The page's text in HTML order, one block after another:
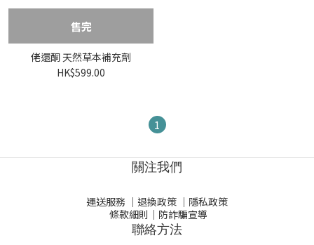
售完
佬還酮 天然草本補充劑
HK$599.00
1
關注我們
運送服務 ｜ 退換政策 ｜ 隱私政策
條款細則 ｜ 防詐騙宣導
聯絡方法